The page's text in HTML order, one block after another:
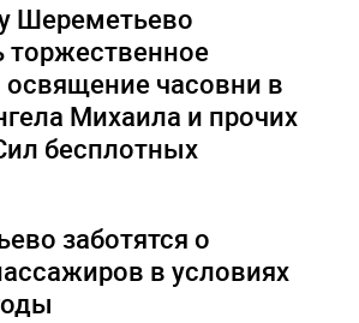
Шереметьево
торжественное
часовни в
Михаила и прочих
бесплотных
заботятся о
в условиях